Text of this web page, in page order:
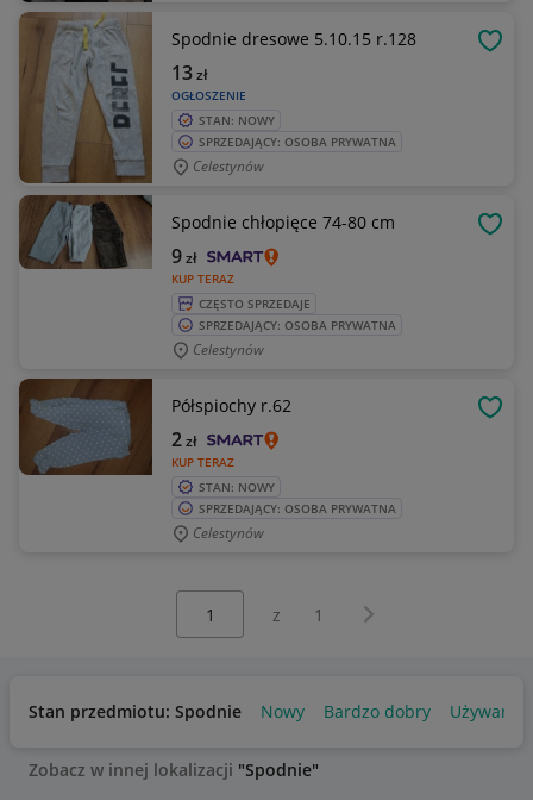
Spodnie dresowe 5.10.15 r.128
OGŁOSZENIE
13zł
STAN: NOWY
SPRZEDAJĄCY: OSOBA PRYWATNA
Celestynów
Spodnie chłopięce 74-80 cm
KUP TERAZ
9zł
CZĘSTO SPRZEDAJE
SPRZEDAJĄCY: OSOBA PRYWATNA
Celestynów
Półspiochy r.62
KUP TERAZ
2zł
STAN: NOWY
SPRZEDAJĄCY: OSOBA PRYWATNA
Celestynów
z 1 Następna strona
Stan przedmiotu: Spodnie Nowy Bardzo dobry Używany
Zobacz w innej lokalizacji "Spodnie"